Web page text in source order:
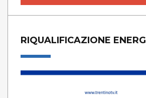
RIQUALIFICAZIONE